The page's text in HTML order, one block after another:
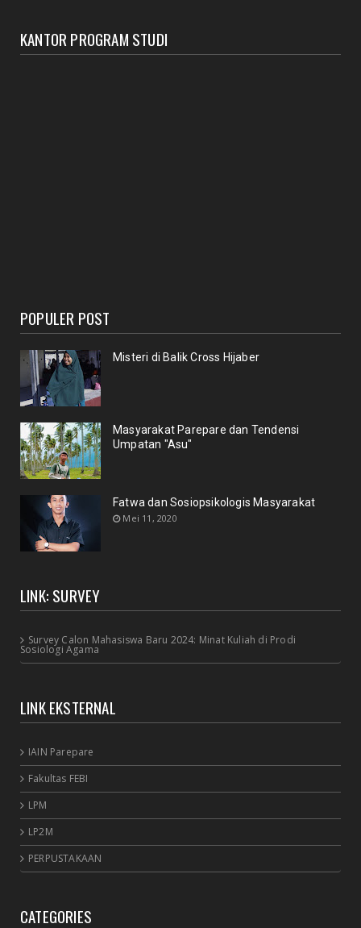
KANTOR PROGRAM STUDI
POPULER POST
Misteri di Balik Cross Hijaber
Masyarakat Parepare dan Tendensi
Umpatan "Asu"
Fatwa dan Sosiopsikologis Masyarakat
Mei 11, 2020
LINK: SURVEY
Survey Calon Mahasiswa Baru 2024: Minat Kuliah di Prodi
Sosiologi Agama
LINK EKSTERNAL
IAIN Parepare
Fakultas FEBI
LPM
LP2M
PERPUSTAKAAN
CATEGORIES